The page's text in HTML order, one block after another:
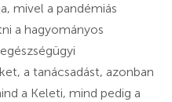
mivel a pandémiás
a hagyományos
a tanácsadást, azonban
a Keleti, mind pedig a